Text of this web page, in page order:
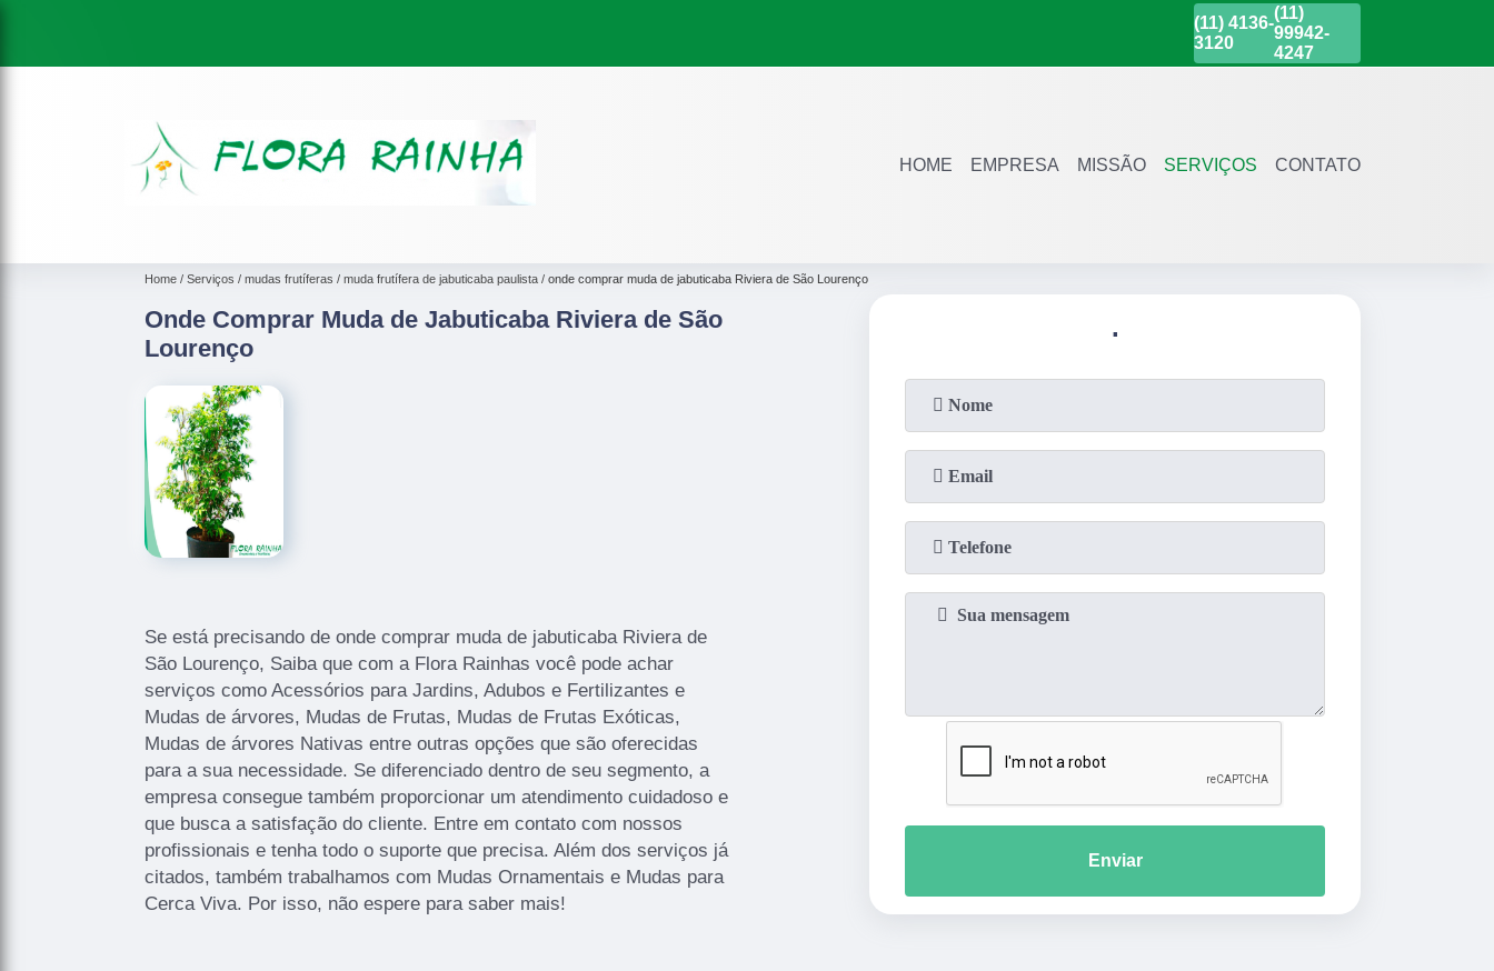
(11) 4136-
3120
(11)
99942-
4247
HOME EMPRESA MISSÃO SERVIÇOS CONTATO
Home Serviços mudas frutíferas muda frutífera de jabuticaba paulista onde comprar muda de jabuticaba Riviera de São Lourenço
Onde Comprar Muda de Jabuticaba Riviera de São
Lourenço
Se está precisando de onde comprar muda de jabuticaba Riviera de
São Lourenço, Saiba que com a Flora Rainhas você pode achar
serviços como Acessórios para Jardins, Adubos e Fertilizantes e
Mudas de árvores, Mudas de Frutas, Mudas de Frutas Exóticas,
Mudas de árvores Nativas entre outras opções que são oferecidas
para a sua necessidade. Se diferenciado dentro de seu segmento, a
empresa consegue também proporcionar um atendimento cuidadoso e
que busca a satisfação do cliente. Entre em contato com nossos
profissionais e tenha todo o suporte que precisa. Além dos serviços já
citados, também trabalhamos com Mudas Ornamentais e Mudas para
Cerca Viva. Por isso, não espere para saber mais!
.
Enviar